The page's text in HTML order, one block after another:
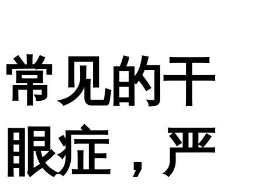
常见的干
眼症，严